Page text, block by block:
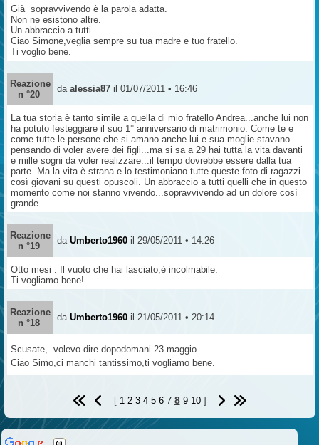
Già sopravvivendo è la parola adatta.
Non ne esistono altre.
Un abbraccio a tutti.
Ciao Simone,veglia sempre su tua madre e tuo fratello.
Ti voglio bene.
Reazione
n °20
da alessia87il 01/07/2011 • 16:46
La tua storia è tanto simile a quella di mio fratello Andrea...anche lui non
ha potuto festeggiare il suo 1° anniversario di matrimonio. Come te e
come tutte le persone che si amano anche lui e sua moglie stavano
pensando di voler avere dei figli...ma si sa a 29 hai tutta la vita davanti
e mille sogni da voler realizzare...il tempo dovrebbe essere dalla tua
parte. Ma la vita è strana e lo testimoniano tutte queste foto di ragazzi
così giovani su questi opuscoli. Un abbraccio a tutti quelli che in questo
momento come noi stanno vivendo...sopravvivendo ad un dolore così
grande.
Reazione
n °19
da Umberto1960 il 29/05/2011 • 14:26
Otto mesi . Il vuoto che hai lasciato,è incolmabile.
Ti vogliamo bene!
Reazione
n °18
da Umberto1960 il 21/05/2011 • 20:14
Scusate, volevo dire dopodomani 23 maggio.
Ciao Simo,ci manchi tantissimo,ti vogliamo bene.
[ 1 2 3 4 5 6 7 8 9 10]